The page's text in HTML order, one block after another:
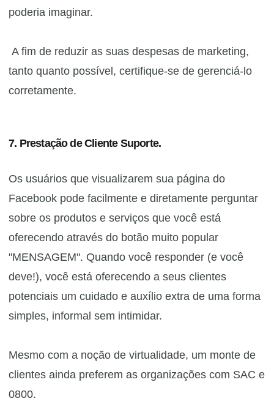
poderia imaginar.
A fim de reduzir as suas despesas de marketing,
tanto quanto possível, certifique-se de gerenciá-lo
corretamente.
7. Prestação de Cliente Suporte.
Os usuários que visualizarem sua página do
Facebook pode facilmente e diretamente perguntar
sobre os produtos e serviços que você está
oferecendo através do botão muito popular
"MENSAGEM". Quando você responder (e você
deve!), você está oferecendo a seus clientes
potenciais um cuidado e auxílio extra de uma forma
simples, informal sem intimidar.
Mesmo com a noção de virtualidade, um monte de
clientes ainda preferem as organizações com SAC e
0800.